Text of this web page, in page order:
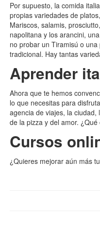
Por supuesto, la comida
propias variedades de
Mariscos, salamis,
napolitana y los arancini,
no probar un Tiramisú o
tradicional. Hay tantas
Aprender
Ahora que te hemos
lo que necesitas para
agencia de viajes, la
de la pizza y del amor.
Cursos
¿Quieres mejorar aún más